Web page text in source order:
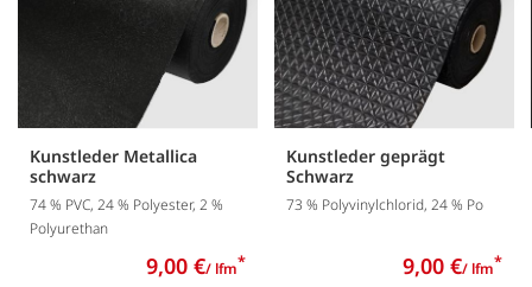
Kunstleder Metallica
schwarz
74 % PVC, 24 % Polyester, 2 %
Polyurethan
9,00 €/ lfm*
Kunstleder geprägt
Schwarz
73 % Polyvinylchlorid, 24 % Po
9,00 €/ lfm*